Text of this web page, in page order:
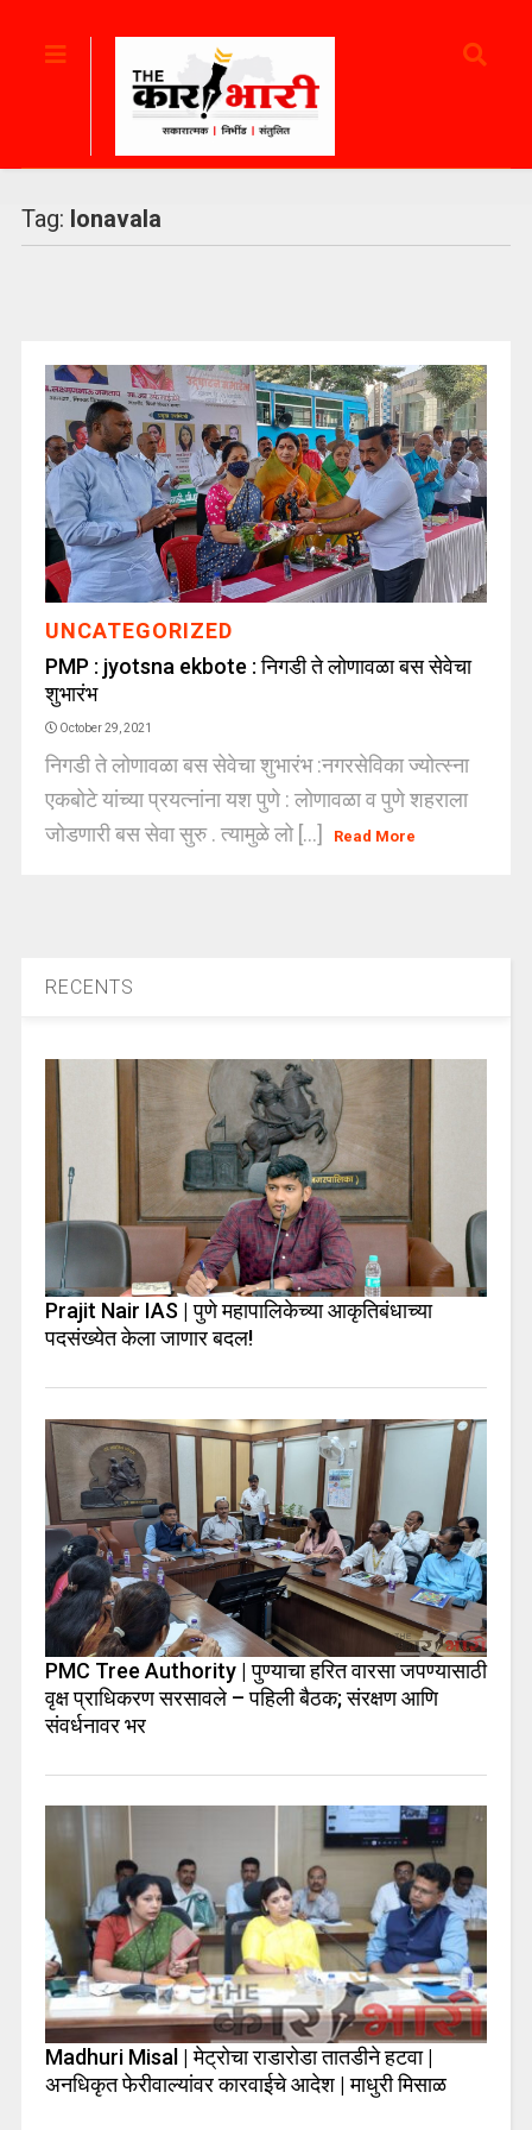
Tag: lonavala
UNCATEGORIZED
PMP : jyotsna ekbote : निगडी ते लोणावळा बस सेवेचा
शुभारंभ
October 29, 2021
निगडी ते लोणावळा बस सेवेचा शुभारंभ :नगरसेविका ज्योत्स्ना
एकबोटे यांच्या प्रयत्नांना यश पुणे : लोणावळा व पुणे शहराला
जोडणारी बस सेवा सुरु . त्यामुळे लो [...]
Read More
RECENTS
Prajit Nair IAS | पुणे महापालिकेच्या आकृतिबंधाच्या
पदसंख्येत केला जाणार बदल!
PMC Tree Authority | पुण्याचा हरित वारसा जपण्यासाठी
वृक्ष प्राधिकरण सरसावले – पहिली बैठक; संरक्षण आणि
संवर्धनावर भर
Madhuri Misal | मेट्रोचा राडारोडा तातडीने हटवा |
अनधिकृत फेरीवाल्यांवर कारवाईचे आदेश | माधुरी मिसाळ